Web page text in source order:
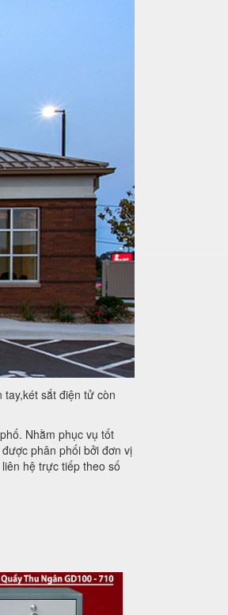
sắt điện tử còn
Nhằm phục vụ tốt
phân phối bởi đơn vị
hệ trực tiếp theo số